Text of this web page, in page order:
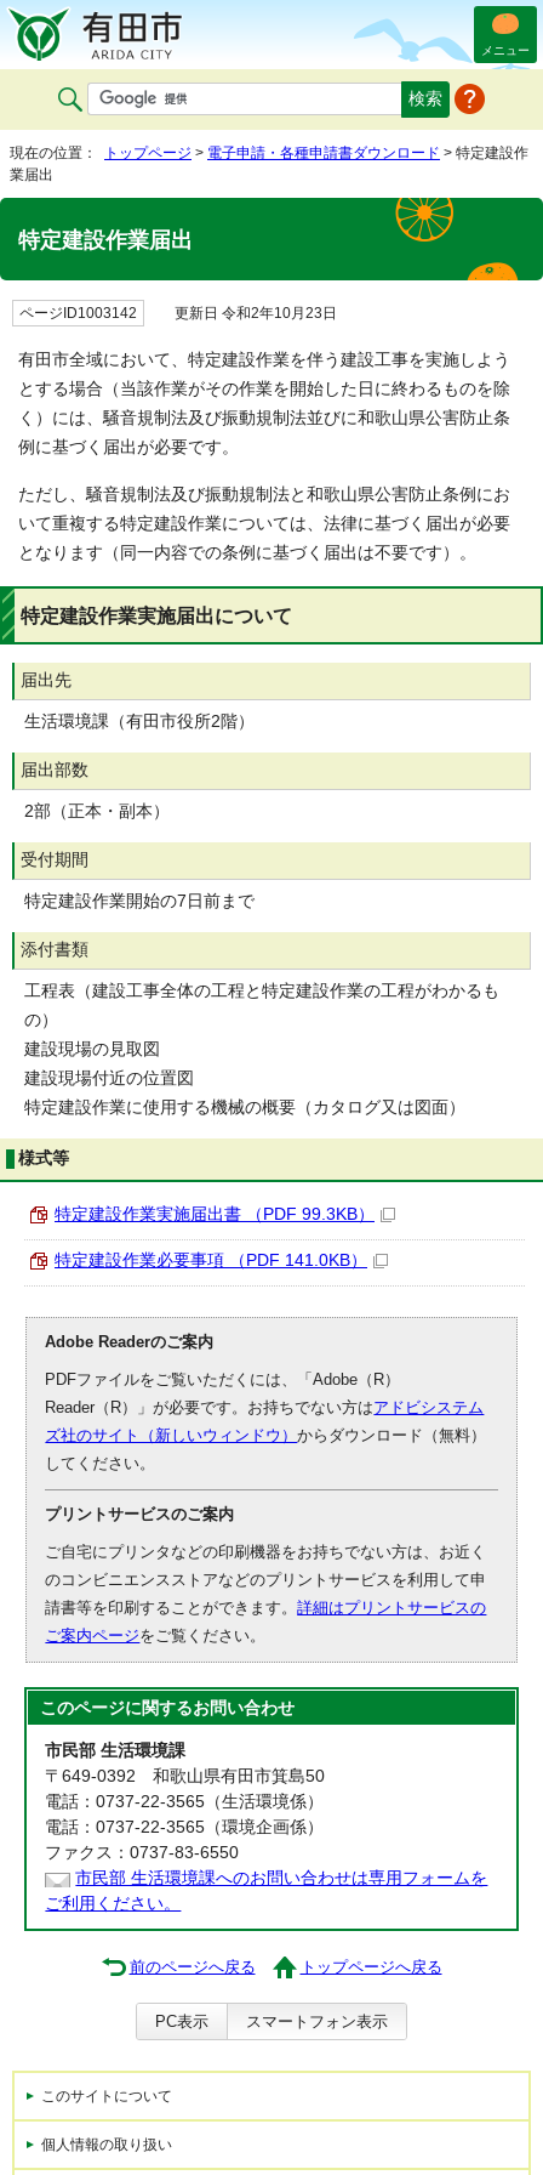
メニュー
現在の位置： トップページ > 電子申請・各種申請書ダウンロード > 特定建設作
業届出
特定建設作業届出
ページID1003142 更新日 令和2年10月23日
有田市全域において、特定建設作業を伴う建設工事を実施しよう
とする場合（当該作業がその作業を開始した日に終わるものを除
く）には、騒音規制法及び振動規制法並びに和歌山県公害防止条
例に基づく届出が必要です。
ただし、騒音規制法及び振動規制法と和歌山県公害防止条例にお
いて重複する特定建設作業については、法律に基づく届出が必要
となります（同一内容での条例に基づく届出は不要です）。
特定建設作業実施届出について
届出先
生活環境課（有田市役所2階）
届出部数
2部（正本・副本）
受付期間
特定建設作業開始の7日前まで
添付書類
工程表（建設工事全体の工程と特定建設作業の工程がわかるも
の）
建設現場の見取図
建設現場付近の位置図
特定建設作業に使用する機械の概要（カタログ又は図面）
様式等
特定建設作業実施届出書 （PDF 99.3KB）
特定建設作業必要事項 （PDF 141.0KB）
Adobe Readerのご案内
PDFファイルをご覧いただくには、「Adobe（R）
Reader（R）」が必要です。お持ちでない方はアドビシステム
ズ社のサイト（新しいウィンドウ）からダウンロード（無料）
してください。
プリントサービスのご案内
ご自宅にプリンタなどの印刷機器をお持ちでない方は、お近く
のコンビニエンスストアなどのプリントサービスを利用して申
請書等を印刷することができます。詳細はプリントサービスの
ご案内ページをご覧ください。
このページに関するお問い合わせ
市民部 生活環境課
〒649-0392 和歌山県有田市箕島50
電話：0737-22-3565（生活環境係）
電話：0737-22-3565（環境企画係）
ファクス：0737-83-6550
市民部 生活環境課へのお問い合わせは専用フォームを
ご利用ください。
前のページへ戻る トップページへ戻る
PC表示 スマートフォン表示
このサイトについて
個人情報の取り扱い